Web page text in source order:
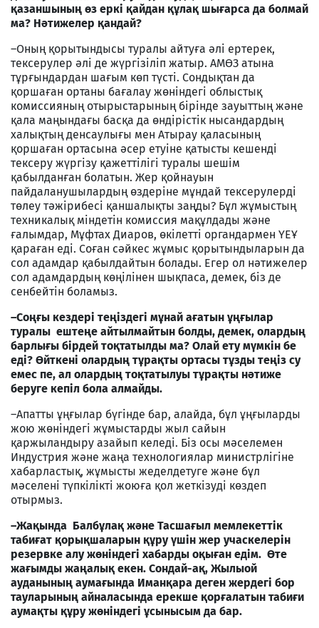
қазаншының өз еркі қайдан құлақ шығарса да болмай
ма? Нәтижелер қандай?
–Оның қорытындысы туралы айтуға әлі ертерек,
тексерулер әлі де жүргізіліп жатыр. АМӨЗ атына
тұрғындардан шағым көп түсті. Сондықтан да
қоршаған ортаны бағалау жөніндегі облыстық
комиссияның отырыстарының бірінде зауыттың және
қала маңындағы басқа да өндірістік нысандардың
халықтың денсаулығы мен Атырау қаласының
қоршаған ортасына әсер етуіне қатысты кешенді
тексеру жүргізу қажеттілігі туралы шешім
қабылданған болатын. Жер қойнауын
пайдаланушылардың өздеріне мұндай тексерулерді
төлеу тәжірибесі қаншалықты заңды? Бұл жұмыстың
техникалық міндетін комиссия мақұлдады және
ғалымдар, Мұфтах Диаров, өкілетті органдармен ҮЕҰ
қараған еді. Соған сәйкес жұмыс қорытындыларын да
сол адамдар қабылдайтын болады. Егер ол нәтижелер
сол адамдардың көңілінен шықпаса, демек, біз де
сенбейтін боламыз.
–Соңғы кездері теңіздегі мұнай ағатын ұңғылар
туралы ештеңе айтылмайтын болды, демек, олардың
барлығы бірдей тоқтатылды ма? Олай ету мүмкін бе
еді? Өйткені олардың тұрақты ортасы тұзды теңіз су
емес пе, ал олардың тоқтатылуы тұрақты нәтиже
беруге кепіл бола алмайды.
–Апатты ұңғылар бүгінде бар, алайда, бұл ұңғыларды
жою жөніндегі жұмыстарды жыл сайын
қаржыландыру азайып келеді. Біз осы мәселемен
Индустрия және жаңа технологиялар министрлігіне
хабарластық, жұмысты жеделдетуге және бұл
мәселені түпкілікті жоюға қол жеткізуді көздеп
отырмыз.
–Жақында Балбұлақ және Тасшағыл мемлекеттік
табиғат қорықшаларын құру үшін жер учаскелерін
резервке алу жөніндегі хабарды оқыған едім. Өте
жағымды жаңалық екен. Сондай-ақ, Жылыой
ауданының аумағында Иманқара деген жердегі бор
тауларының айналасында ерекше қорғалатын табиғи
аумақты құру жөніндегі ұсынысым да бар.